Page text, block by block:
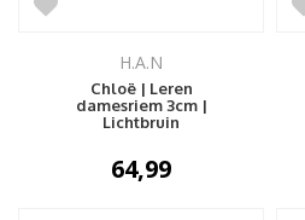
H.A.N
Chloë | Leren
damesriem 3cm |
Lichtbruin
64,99